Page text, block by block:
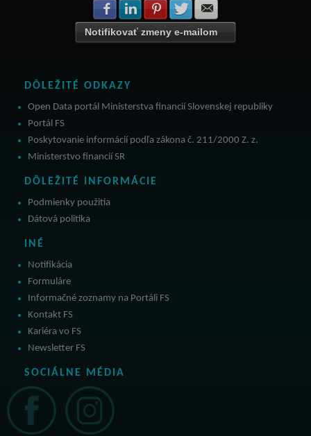
Zdielať na Facebook
Zdielať na LinkedIn
Zdielať na Pinterest
Zdielať na Twitter
Notifikovať zmeny e-mailom
DÔLEŽITÉ ODKAZY
Open Data portál Ministerstva financií Slovenskej republiky
Portál FS
Poskytovanie informácií podľa zákona č. 211/2000 Z. z.
Ministerstvo financií SR
DÔLEŽITÉ INFORMÁCIE
Podmienky použitia
Dátová politika
INÉ
Notifikácia
Formuláre
Informačné zoznamy na Portáli FS
Kontakt FS
Kariéra vo FS
Newsletter FS
SOCIÁLNE MÉDIA